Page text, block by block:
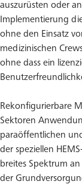
auszurüsten oder
Implementierung
ohne den Einsatz
medizinischen
ohne dass ein
Rekonfigurierbare
Sektoren
paraöffentlichen
der speziellen
breites Spektrum
der